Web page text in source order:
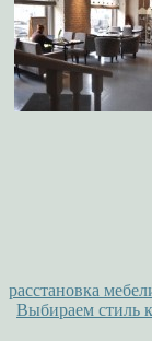
расстановка
Выбираем стиль